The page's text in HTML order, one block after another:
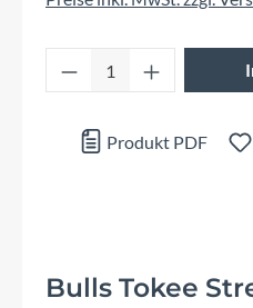
Produkt Anzahl:
Produkt PDF
Bulls Tokee